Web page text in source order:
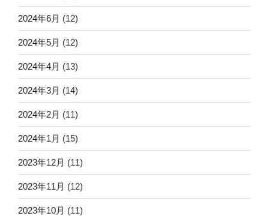
2024年6月 (12)
2024年5月 (12)
2024年4月 (13)
2024年3月 (14)
2024年2月 (11)
2024年1月 (15)
2023年12月 (11)
2023年11月 (12)
2023年10月 (11)